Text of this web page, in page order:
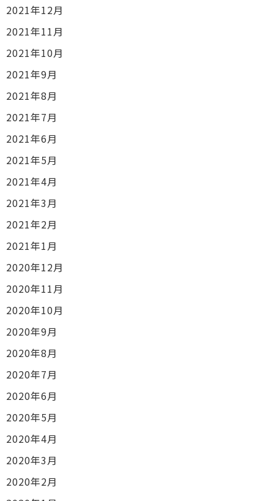
2021年12月
2021年11月
2021年10月
2021年9月
2021年8月
2021年7月
2021年6月
2021年5月
2021年4月
2021年3月
2021年2月
2021年1月
2020年12月
2020年11月
2020年10月
2020年9月
2020年8月
2020年7月
2020年6月
2020年5月
2020年4月
2020年3月
2020年2月